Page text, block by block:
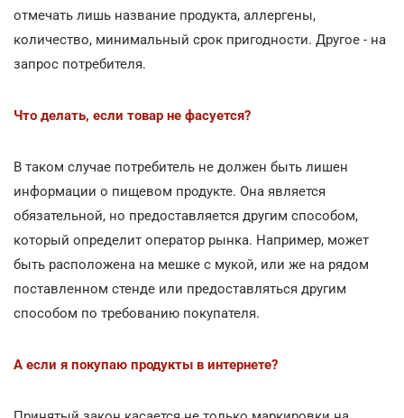
отмечать лишь название продукта, аллергены,
количество, минимальный срок пригодности. Другое - на
запрос потребителя.
Что делать, если товар не фасуется?
В таком случае потребитель не должен быть лишен
информации о пищевом продукте. Она является
обязательной, но предоставляется другим способом,
который определит оператор рынка. Например, может
быть расположена на мешке с мукой, или же на рядом
поставленном стенде или предоставляться другим
способом по требованию покупателя.
А если я покупаю продукты в интернете?